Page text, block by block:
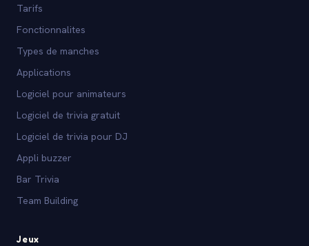
Tarifs
Fonctionnalites
Types de manches
Applications
Logiciel pour animateurs
Logiciel de trivia gratuit
Logiciel de trivia pour DJ
Appli buzzer
Bar Trivia
Team Building
Jeux